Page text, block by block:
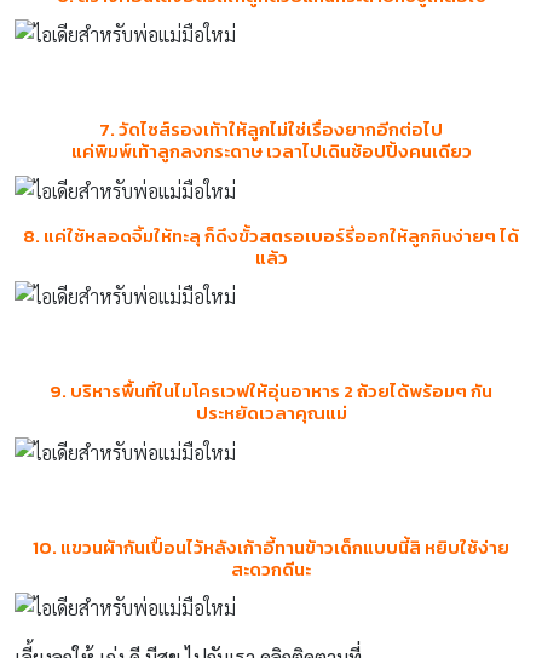
7. วัดไซส์รองเท้าให้ลูกไม่ใช่เรื่องยากอีกต่อไป
แค่พิมพ์เท้าลูกลงกระดาษ เวลาไปเดินช้อปปิ้งคนเดียว
8. แค่ใช้หลอดจิ้มให้ทะลุ ก็ดึงขั้วสตรอเบอร์รี่ออกให้ลูกกินง่ายๆ ได้
แล้ว
9. บริหารพื้นที่ในไมโครเวฟให้อุ่นอาหาร 2 ถ้วยได้พร้อมๆ กัน
ประหยัดเวลาคุณแม่
10. แขวนผ้ากันเปื้อนไว้หลังเก้าอี้ทานข้าวเด็กแบบนี้สิ หยิบใช้ง่าย
สะดวกดีนะ